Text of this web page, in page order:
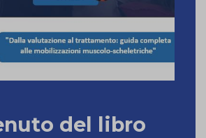
del libro